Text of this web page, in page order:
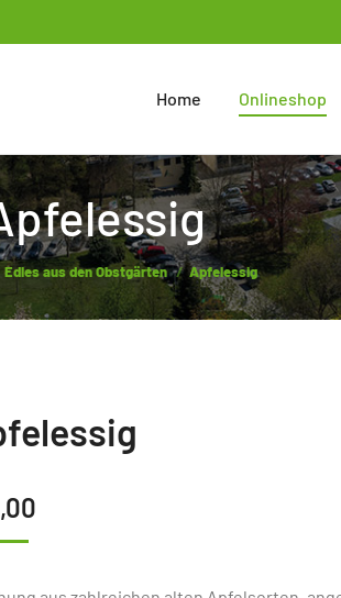
Home Onlineshop
Edles aus den Obstgärten Apfelessig